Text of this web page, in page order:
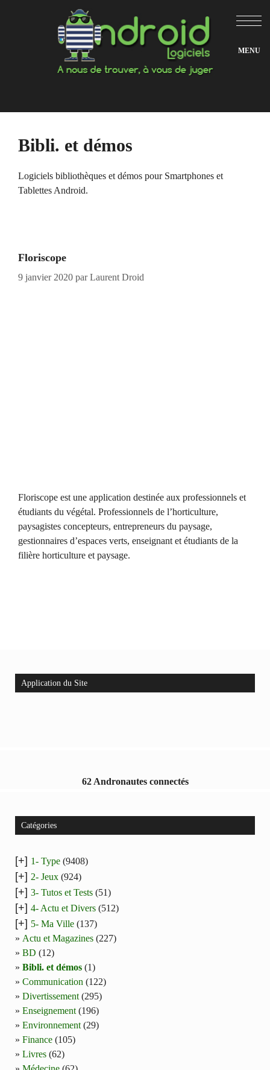
Bibli. et démos
Logiciels bibliothèques et démos pour Smartphones et
Tablettes Android.
Floriscope
9 janvier 2020 parLaurent Droid
Floriscope est une application destinée aux professionnels et
étudiants du végétal. Professionnels de l’horticulture,
paysagistes concepteurs, entrepreneurs du paysage,
gestionnaires d’espaces verts, enseignant et étudiants de la
filière horticulture et paysage.
Application du Site
62 Andronautes connectés
Catégories
[+] 1- Type (9408)
[+] 2- Jeux (924)
[+] 3- Tutos et Tests (51)
[+] 4- Actu et Divers (512)
[+] 5- Ma Ville (137)
Actu et Magazines (227)
BD (12)
Bibli. et démos (1)
Communication (122)
Divertissement (295)
Enseignement (196)
Environnement (29)
Finance (105)
Livres (62)